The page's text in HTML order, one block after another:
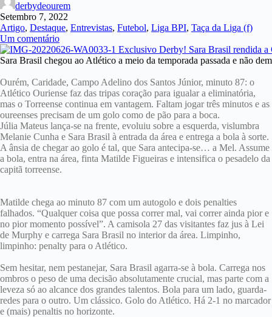
derbydeourem
Setembro 7, 2022
Artigo, Destaque, Entrevistas, Futebol, Liga BPI, Taça da Liga (f)
Um comentário
Sara Brasil chegou ao Atlético a meio da temporada passada e não
Ourém, Caridade, Campo Adelino dos Santos Júnior, minuto 87: o
Atlético Ouriense faz das tripas coração para igualar a eliminatória,
mas o Torreense continua em vantagem. Faltam jogar três minutos e as
oureenses precisam de um golo como de pão para a boca.
Júlia Mateus lança-se na frente, evoluiu sobre a esquerda, vislumbra
Melanie Cunha e Sara Brasil à entrada da área e entrega a bola à sorte.
A ânsia de chegar ao golo é tal, que Sara antecipa-se… a Mel. Assume
a bola, entra na área, finta Matilde Figueiras e intensifica o pesadelo da
capitã torreense.
Matilde chega ao minuto 87 com um autogolo e dois penalties
falhados. “Qualquer coisa que possa correr mal, vai correr ainda pior e
no pior momento possível”. A camisola 27 das visitantes faz jus à Lei
de Murphy e carrega Sara Brasil no interior da área. Limpinho,
limpinho: penalty para o Atlético.
Sem hesitar, nem pestanejar, Sara Brasil agarra-se à bola. Carrega nos
ombros o peso de uma decisão absolutamente crucial, mas parte com a
leveza só ao alcance dos grandes talentos. Bola para um lado, guarda-
redes para o outro. Um clássico. Golo do Atlético. Há 2-1 no marcador
e (mais) penaltis no horizonte.